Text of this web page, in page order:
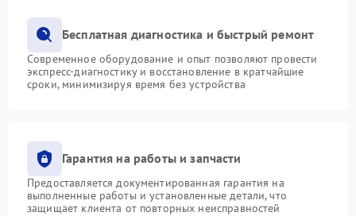
Бесплатная диагностика и быстрый ремонт
Современное оборудование и опыт позволяют провести
экспресс-диагностику и восстановление в кратчайшие
сроки, минимизируя время без устройства
Гарантия на работы и запчасти
Предоставляется документированная гарантия на
выполненные работы и установленные детали, что
защищает клиента от повторных неисправностей